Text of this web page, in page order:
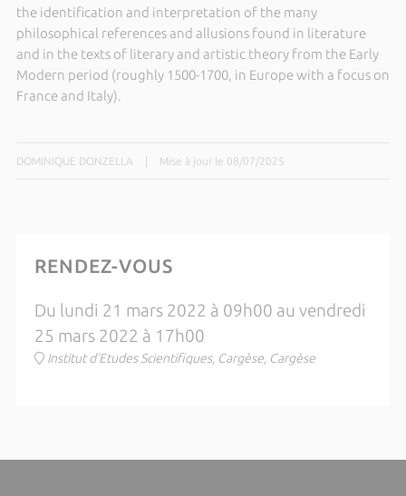
the identification and interpretation of the many
philosophical references and allusions found in literature
and in the texts of literary and artistic theory from the Early
Modern period (roughly 1500-1700, in Europe with a focus on
France and Italy).
DOMINIQUE DONZELLA Mise à jour le 08/07/2025
RENDEZ-VOUS
Du lundi 21 mars 2022 à 09h00 au vendredi
25 mars 2022 à 17h00
Institut d'Etudes Scientifiques, Cargèse, Cargèse